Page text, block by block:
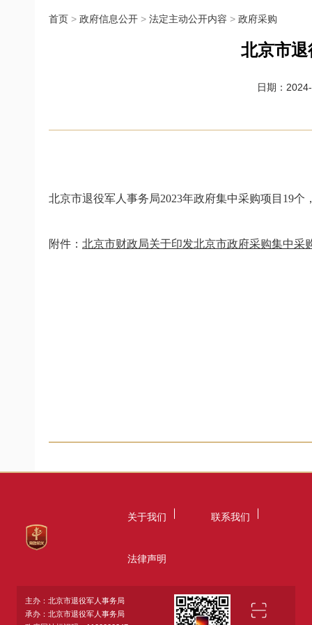
首页 > 政府信息公开 > 法定主动公开内容 > 政府采购
北京市
日期：
北京市退役军人事务局2023年政府集中采购项目19个
附件： 北京市财政局关于印发北京市政府采购集中采
关于我们 联系我们
法律声明
主办：北京市退役军人事务局
承办：北京市退役军人事务局